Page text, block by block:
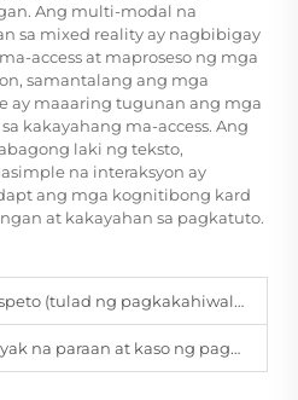
Ang multi-modal na
sa mixed reality ay nagbibigay
access at maproseso ng mga
samantalang ang mga
ay maaaring tugunan ang mga
kakayahang ma-access. Ang
laki ng teksto,
na interaksyon ay
ang mga kognitibong kard
at kakayahan sa pagkatuto.
o mahigpit ang mga daliri) ang pangunahing pokus ng pagsusuri sa kaligtasan para sa mga aklat na hinahatak at inuupod para sa mga bata?
ng cognitive cards sa maagang interbensyon sa edukasyon o sa espesyal na edukasyon?